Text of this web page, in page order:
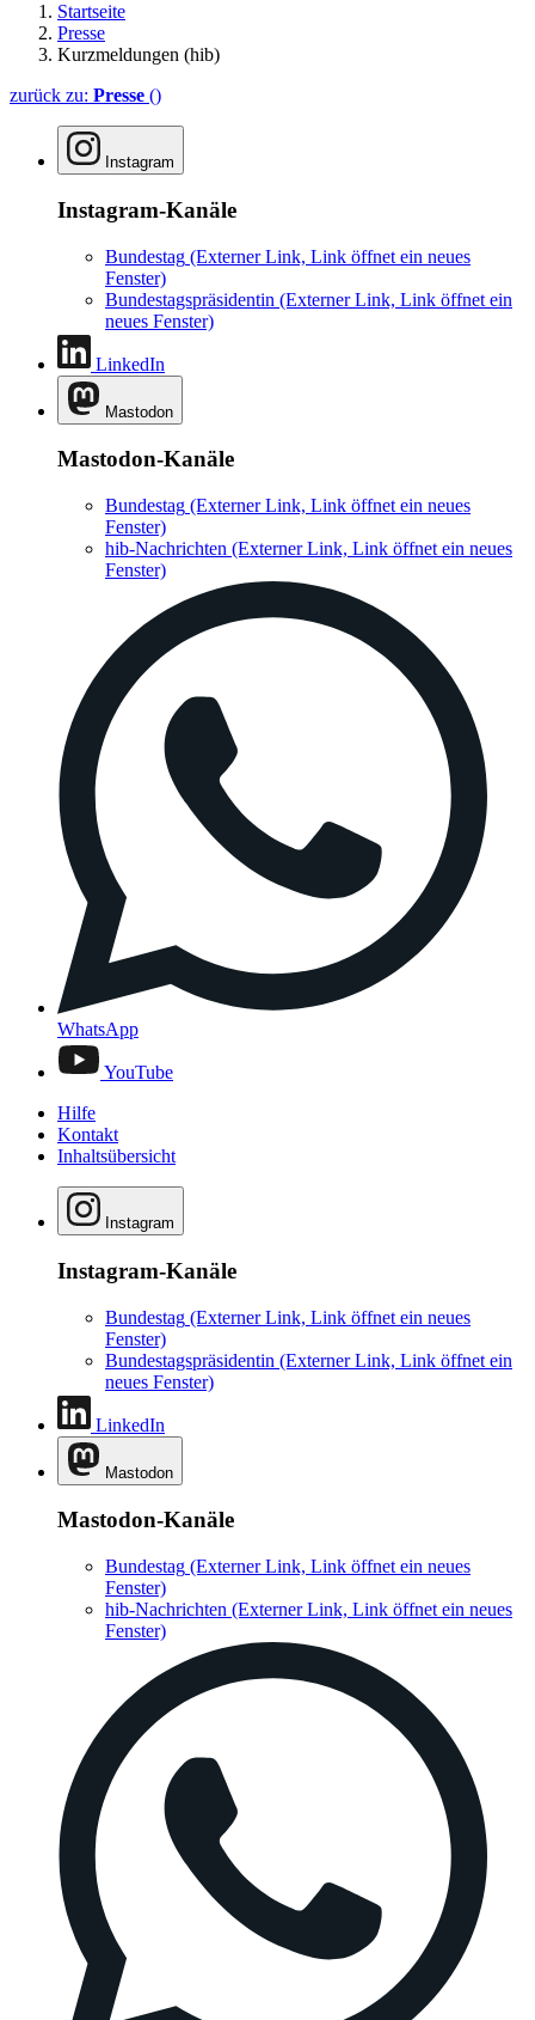
Startseite
Presse
Kurzmeldungen (hib)
zurück zu: Presse ()
Instagram
Instagram-Kanäle
Bundestag (Externer Link, Link öffnet ein neues
Fenster)
Bundestagspräsidentin (Externer Link, Link öffnet ein
neues Fenster)
LinkedIn
Mastodon
Mastodon-Kanäle
Bundestag (Externer Link, Link öffnet ein neues
Fenster)
hib-Nachrichten (Externer Link, Link öffnet ein neues
Fenster)
WhatsApp
YouTube
Hilfe
Kontakt
Inhaltsübersicht
Instagram
Instagram-Kanäle
Bundestag (Externer Link, Link öffnet ein neues
Fenster)
Bundestagspräsidentin (Externer Link, Link öffnet ein
neues Fenster)
LinkedIn
Mastodon
Mastodon-Kanäle
Bundestag (Externer Link, Link öffnet ein neues
Fenster)
hib-Nachrichten (Externer Link, Link öffnet ein neues
Fenster)